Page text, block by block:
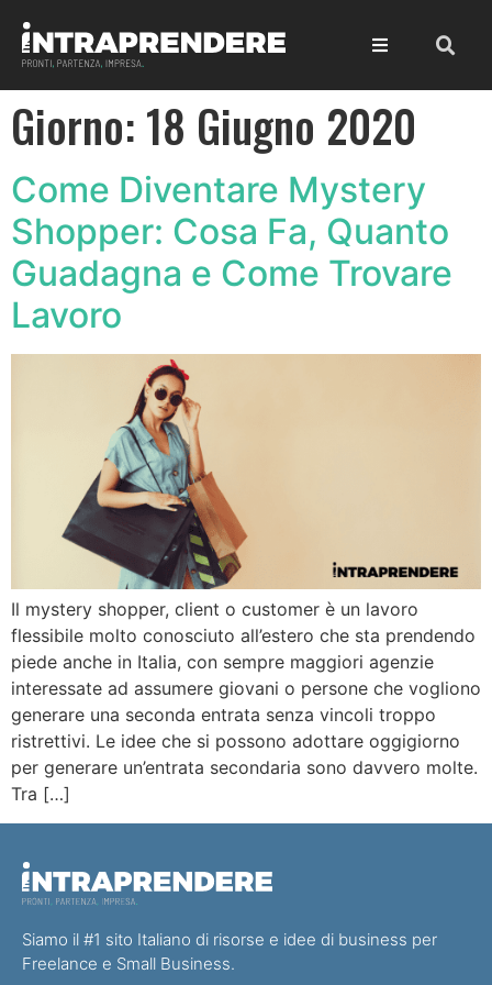
Giorno: 18 Giugno 2020
Come Diventare Mystery
Shopper: Cosa Fa, Quanto
Guadagna e Come Trovare
Lavoro
Il mystery shopper, client o customer è un lavoro
flessibile molto conosciuto all’estero che sta prendendo
piede anche in Italia, con sempre maggiori agenzie
interessate ad assumere giovani o persone che vogliono
generare una seconda entrata senza vincoli troppo
ristrettivi. Le idee che si possono adottare oggigiorno
per generare un’entrata secondaria sono davvero molte.
Tra […]
Siamo il #1 sito Italiano di risorse e idee di business per
Freelance e Small Business.